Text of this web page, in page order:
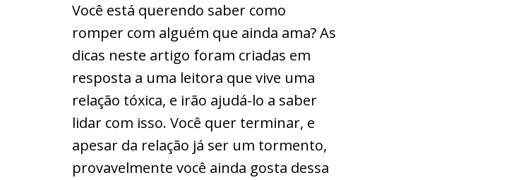
Você está querendo saber como
romper com alguém que ainda ama? As
dicas neste artigo foram criadas em
resposta a uma leitora que vive uma
relação tóxica, e irão ajudá-lo a saber
lidar com isso. Você quer terminar, e
apesar da relação já ser um tormento,
provavelmente você ainda gosta dessa